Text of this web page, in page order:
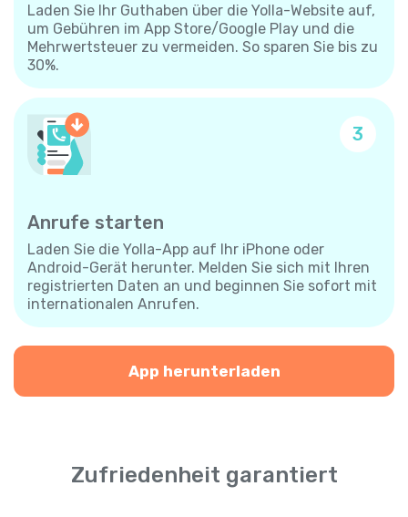
Laden Sie Ihr Guthaben über die Yolla-Website auf,
um Gebühren im App Store/Google Play und die
Mehrwertsteuer zu vermeiden. So sparen Sie bis zu
30%.
3
Anrufe starten
Laden Sie die Yolla-App auf Ihr iPhone oder
Android-Gerät herunter. Melden Sie sich mit Ihren
registrierten Daten an und beginnen Sie sofort mit
internationalen Anrufen.
App herunterladen
Zufriedenheit garantiert